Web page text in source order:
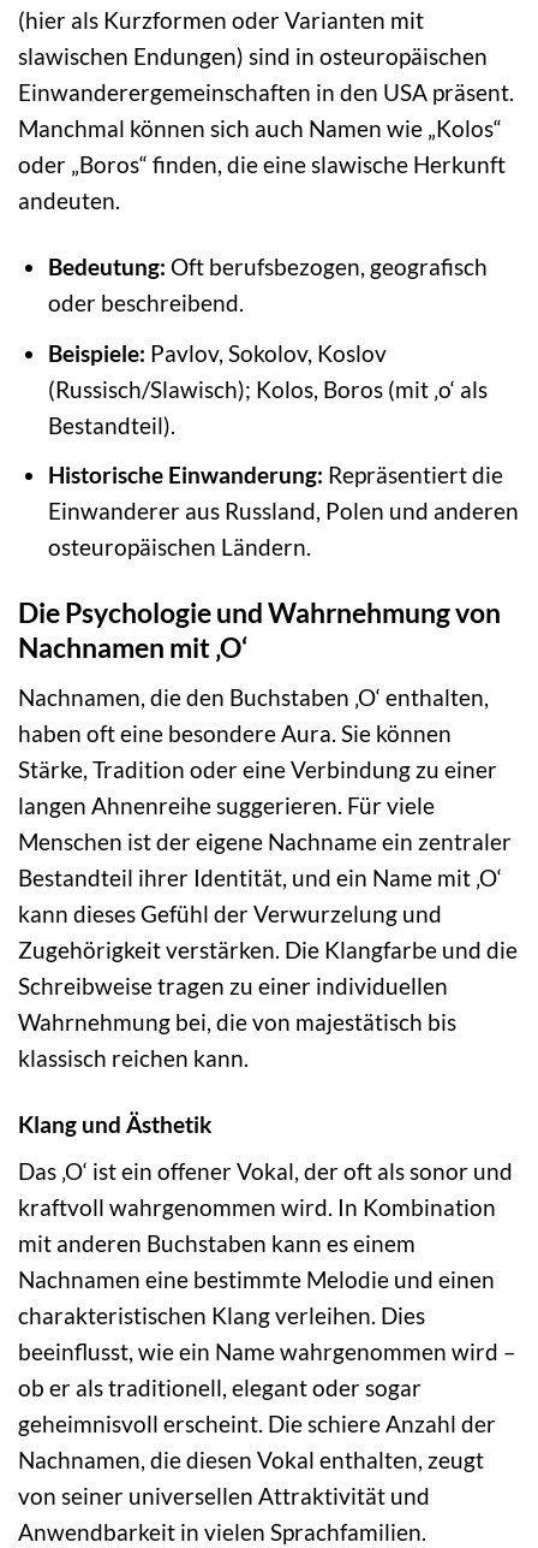
(hier als Kurzformen oder Varianten mit
slawischen Endungen) sind in osteuropäischen
Einwanderergemeinschaften in den USA präsent.
Manchmal können sich auch Namen wie „Kolos“
oder „Boros“ finden, die eine slawische Herkunft
andeuten.
Bedeutung: Oft berufsbezogen, geografisch
oder beschreibend.
Beispiele: Pavlov, Sokolov, Koslov
(Russisch/Slawisch); Kolos, Boros (mit ‚o‘ als
Bestandteil).
Historische Einwanderung: Repräsentiert die
Einwanderer aus Russland, Polen und anderen
osteuropäischen Ländern.
Die Psychologie und Wahrnehmung von
Nachnamen mit ‚O‘
Nachnamen, die den Buchstaben ‚O‘ enthalten,
haben oft eine besondere Aura. Sie können
Stärke, Tradition oder eine Verbindung zu einer
langen Ahnenreihe suggerieren. Für viele
Menschen ist der eigene Nachname ein zentraler
Bestandteil ihrer Identität, und ein Name mit ‚O‘
kann dieses Gefühl der Verwurzelung und
Zugehörigkeit verstärken. Die Klangfarbe und die
Schreibweise tragen zu einer individuellen
Wahrnehmung bei, die von majestätisch bis
klassisch reichen kann.
Klang und Ästhetik
Das ‚O‘ ist ein offener Vokal, der oft als sonor und
kraftvoll wahrgenommen wird. In Kombination
mit anderen Buchstaben kann es einem
Nachnamen eine bestimmte Melodie und einen
charakteristischen Klang verleihen. Dies
beeinflusst, wie ein Name wahrgenommen wird –
ob er als traditionell, elegant oder sogar
geheimnisvoll erscheint. Die schiere Anzahl der
Nachnamen, die diesen Vokal enthalten, zeugt
von seiner universellen Attraktivität und
Anwendbarkeit in vielen Sprachfamilien.